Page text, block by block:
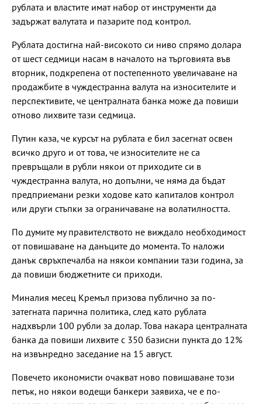
рублата и властите имат набор от инструменти да
задържат валутата и пазарите под контрол.
Рублата достигна най-високото си ниво спрямо долара
от шест седмици насам в началото на търговията във
вторник, подкрепена от постепенното увеличаване на
продажбите в чуждестранна валута на износителите и
перспективите, че централната банка може да повиши
отново лихвите тази седмица.
Путин каза, че курсът на рублата е бил засегнат освен
всичко друго и от това, че износителите не са
превръщали в рубли някои от приходите си в
чуждестранна валута, но допълни, че няма да бъдат
предприемани резки ходове като капиталов контрол
или други стъпки за ограничаване на волатилността.
По думите му правителството не виждало необходимост
от повишаване на данъците до момента. То наложи
данък свръхпечалба на някои компании тази година, за
да повиши бюджетните си приходи.
Миналия месец Кремъл призова публично за по-
затегната парична политика, след като рублата
надхвърли 100 рубли за долар. Това накара централната
банка да повиши лихвите с 350 базисни пункта до 12%
на извънредно заседание на 15 август.
Повечето икономисти очакват ново повишаване този
петък, но някои водещи банкери заявиха, че е по-